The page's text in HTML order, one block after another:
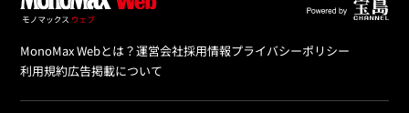
MonoMax Webとは？運営会社採用情報プライバシーポリシー
利用規約広告掲載について